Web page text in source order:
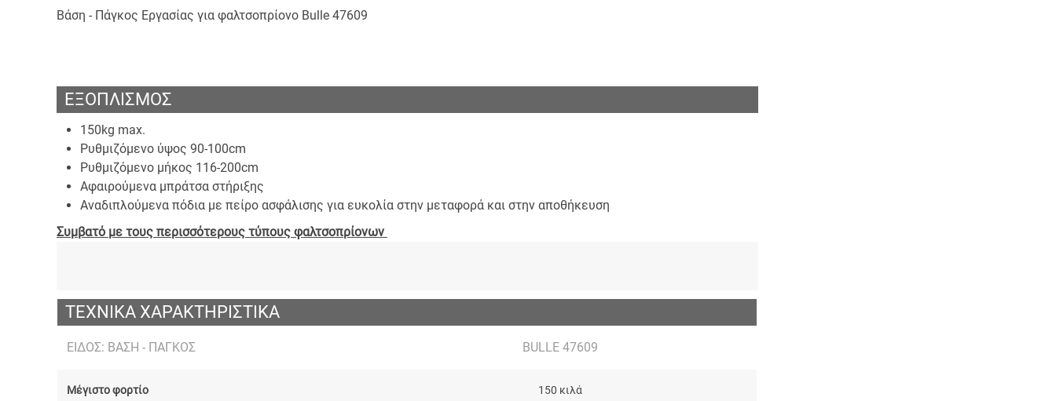
Βάση - Πάγκος Εργασίας για φαλτσοπρίονο Bulle 47609
ΕΞΟΠΛΙΣΜΟΣ
150kg max.
Ρυθμιζόμενο ύψος 90-100cm
Ρυθμιζόμενο μήκος 116-200cm
Αφαιρούμενα μπράτσα στήριξης
Αναδιπλούμενα πόδια με πείρο ασφάλισης για ευκολία στην μεταφορά και στην αποθήκευση
Συμβατό με τους περισσότερους τύπους φαλτσοπρίονων
ΤΕΧΝΙΚΑ ΧΑΡΑΚΤΗΡΙΣΤΙΚΑ
ΕΊΔΟΣ: ΒΆΣΗ - ΠΆΓΚΟΣ BULLE 47609
Μέγιστο φορτίο 150 κιλά